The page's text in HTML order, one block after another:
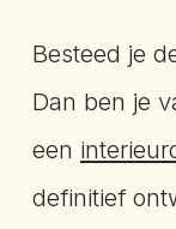
Besteed je
Dan ben je
een
definitief